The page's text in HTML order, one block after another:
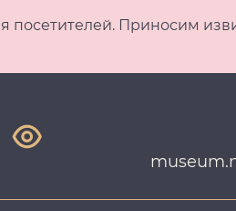
посетителей. Приносим